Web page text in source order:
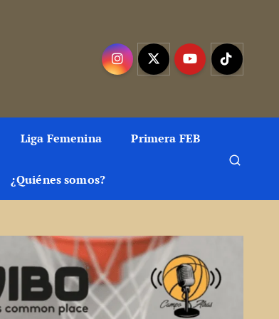
Liga Femenina Primera FEB
¿Quiénes somos?